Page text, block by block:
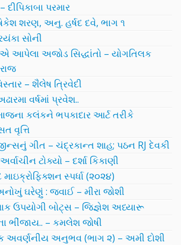
પરમાર
શરણ, અનુ. હર્ષદ દવે, ભાગ ૧
સોની
આપેલા અજોડ સિદ્ધાંતો – યોગતિલક
– શૈલેષ ત્રિવેદી
વર્ષમાં પ્રવેશ..
કલંકને ભપકાદાર આર્ટ તરીકે
વૃત્તિ
ગીત – ચંદ્રકાન્ત શાહ; પઠન RJ દેવકી
ટોક્યો – દર્શા કિકાણી
માઇક્રોફિક્શન સ્પર્ધા (૨૦૨૪)
ઘરેણું : જવાઈ – મીરા જોશી
ઉપયોગી બોટ્સ – જિજ્ઞેશ અધ્યારૂ
ભીંજાય.. – કમલેશ જોષી
અવર્ણનીય અનુભવ (ભાગ ૨) – અમી દોશી